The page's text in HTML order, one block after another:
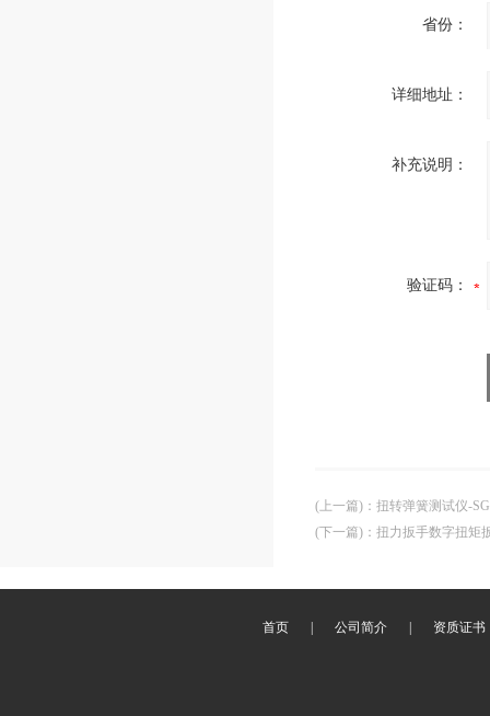
省份：
详细地址：
补充说明：
验证码：
(上一篇) ： 扭转弹簧测试仪-
(下一篇) ： 扭力扳手数字扭矩
首页 公司简介 资质证书